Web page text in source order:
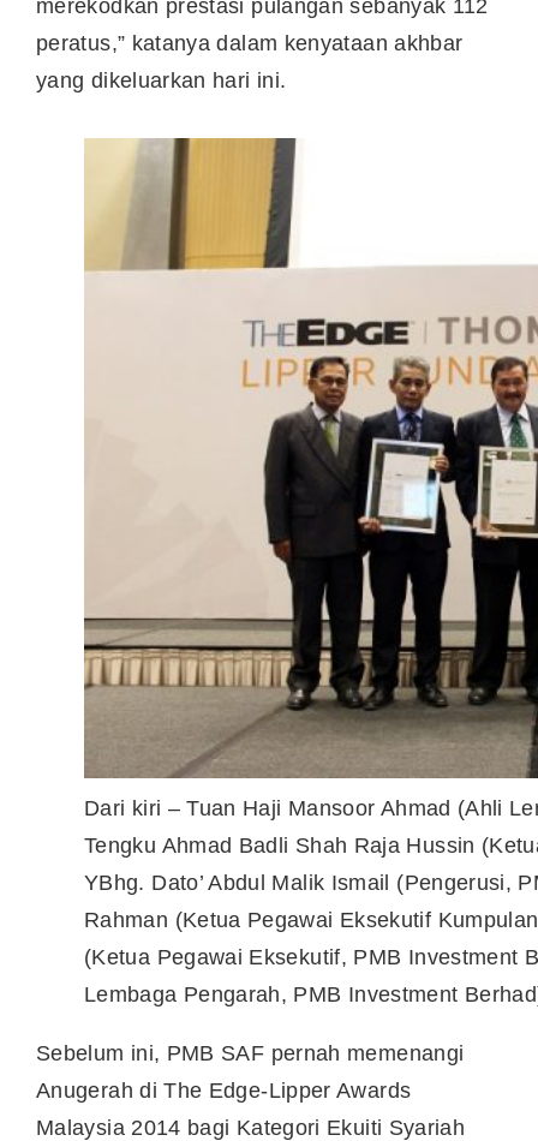
merekodkan prestasi pulangan sebanyak 112
peratus,” katanya dalam kenyataan akhbar
yang dikeluarkan hari ini.
Dari kiri – Tuan Haji Mansoor Ahmad (Ahli
Tengku Ahmad Badli Shah Raja Hussin
YBhg. Dato’ Abdul Malik Ismail (Pengerusi,
Rahman (Ketua Pegawai Eksekutif
(Ketua Pegawai Eksekutif, PMB Investment
Lembaga Pengarah, PMB Investment
Sebelum ini, PMB SAF pernah memenangi
Anugerah di The Edge-Lipper Awards
Malaysia 2014 bagi Kategori Ekuiti Syariah